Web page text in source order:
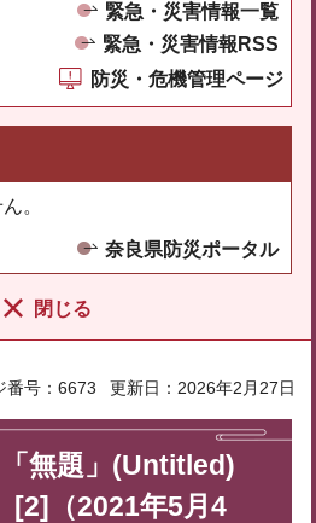
緊急・災害情報一覧
緊急・災害情報RSS
防災・危機管理ページ
。
奈良県防災ポータル
閉じる
番号：6673 更新日：2026年2月27日
無題」(Untitled)
[2]（2021年5月4